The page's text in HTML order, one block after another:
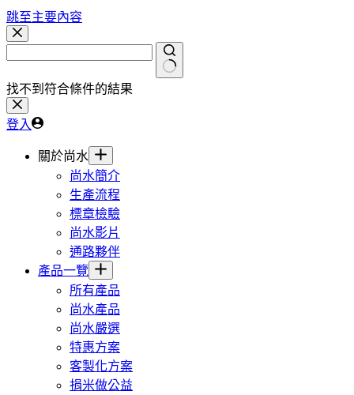
跳至主要內容
找不到符合條件的結果
登入
關於尚水
尚水簡介
生產流程
標章檢驗
尚水影片
通路夥伴
產品一覽
所有產品
尚水產品
尚水嚴選
特惠方案
客製化方案
捐米做公益